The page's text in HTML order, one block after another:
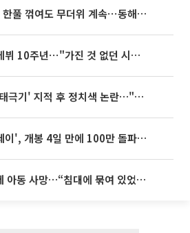
[내일 날씨] 폭염 한풀 꺾여도 무더위 계속⋯동해안 이틀 연속 비
임영웅, 어느덧 데뷔 10주년⋯"가진 것 없던 시절, 내 앞엔 20명의 팬뿐"
김희철, '뒤집힌 태극기' 지적 후 정치색 논란…"좌우 떠나 우리나라 국기"
놀란 감독 '오디세이', 개봉 4일 만에 100만 돌파⋯'왕사남' 보다 빠르다
천안 교회서 11세 아동 사망…“침대에 묶여 있었다” 진술 확보